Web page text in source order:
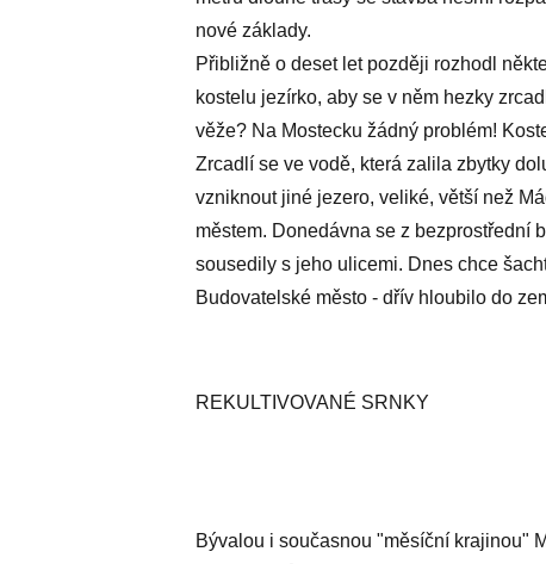
nové základy.
Přibližně o deset let později rozhodl
kostelu jezírko, aby se v něm hezky
věže? Na Mostecku žádný problém!
Zrcadlí se ve vodě, která zalila zbytky
vzniknout jiné jezero, veliké, větší než
městem. Donedávna se z bezprostřední
sousedily s jeho ulicemi. Dnes chce
Budovatelské město - dřív hloubilo do
REKULTIVOVANÉ SRNKY
Bývalou i současnou "měsíční krajinou"